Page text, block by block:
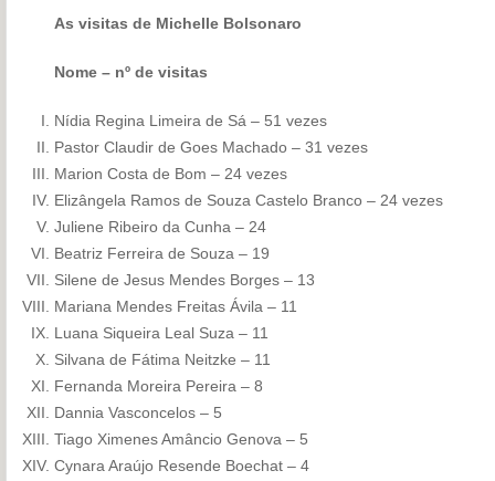
As visitas de Michelle Bolsonaro
Nome – nº de visitas
Nídia Regina Limeira de Sá – 51 vezes
Pastor Claudir de Goes Machado – 31 vezes
Marion Costa de Bom – 24 vezes
Elizângela Ramos de Souza Castelo Branco – 24 vezes
Juliene Ribeiro da Cunha – 24
Beatriz Ferreira de Souza – 19
Silene de Jesus Mendes Borges – 13
Mariana Mendes Freitas Ávila – 11
Luana Siqueira Leal Suza – 11
Silvana de Fátima Neitzke – 11
Fernanda Moreira Pereira – 8
Dannia Vasconcelos – 5
Tiago Ximenes Amâncio Genova – 5
Cynara Araújo Resende Boechat – 4